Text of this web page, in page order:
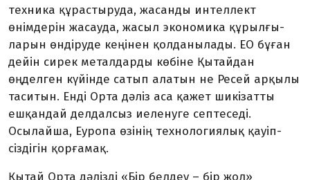
техника құрас­тыруда, жасанды интеллект
өнімдерін жасауда, жасыл экономика құрылғы­
ларын өндіруде кеңінен қолданылады. ЕО бұған
дейін сирек металдарды көбіне Қытайдан
өңделген күйінде сатып ала­тын не Ресей арқылы
таситын. Енді Орта дәліз аса қажет шикізатты
ешқандай делдалсыз иеленуге септеседі.
Осылай­ша, Еуропа өзінің технологиялық қауіп­
сіздігін қорғамақ.
Қытай Орта дәлізді «Бір белдеу – бір жол»